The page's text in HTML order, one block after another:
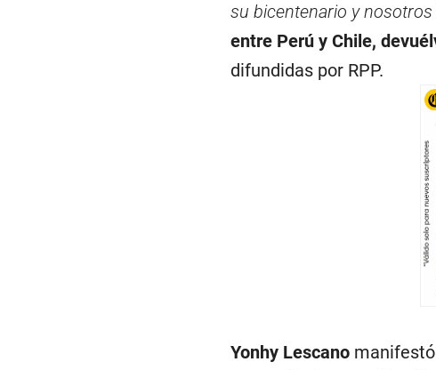
su bicentenario y nosotros
entre Perú y Chile,
difundidas por RPP.
Yonhy Lescanomanifestó